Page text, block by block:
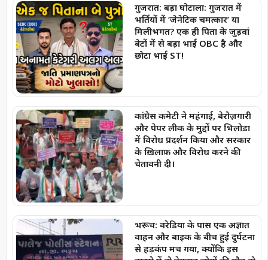
गुजरात: बड़ा घोटाला: गुजरात में
भर्तियों में ‘जेनेटिक चमत्कार’ या
मिलीभगत? एक ही पिता के जुड़वां
बेटों में से बड़ा भाई OBC है और
छोटा भाई ST!
कांग्रेस कमेटी ने महंगाई, बेरोज़गारी
और पेपर लीक के मुद्दों पर भिलोडा
में विरोध प्रदर्शन किया और सरकार
के ख़िलाफ़ और विरोध करने की
चेतावनी दी।
भरूच: वरेडिया के पास एक अज्ञात
वाहन और बाइक के बीच हुई दुर्घटना
से हड़कंप मच गया, क्योंकि इस